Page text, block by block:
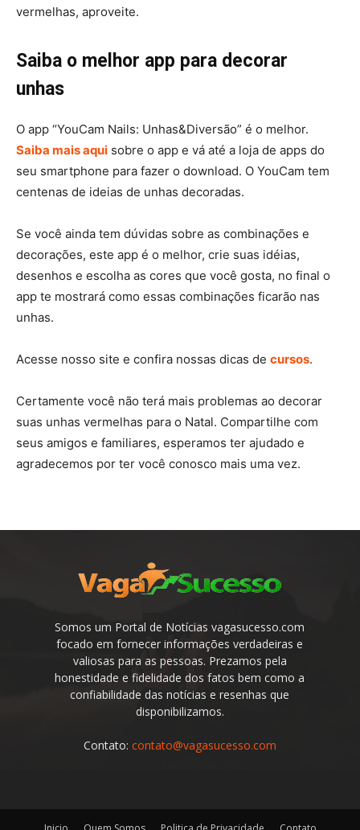
vermelhas, aproveite.
Saiba o melhor app para decorar
unhas
O app “YouCam Nails: Unhas&Diversão” é o melhor.
Saiba mais aqui sobre o app e vá até a loja de apps do
seu smartphone para fazer o download. O YouCam tem
centenas de ideias de unhas decoradas.
Se você ainda tem dúvidas sobre as combinações e
decorações, este app é o melhor, crie suas idéias,
desenhos e escolha as cores que você gosta, no final o
app te mostrará como essas combinações ficarão nas
unhas.
Acesse nosso site e confira nossas dicas de cursos.
Certamente você não terá mais problemas ao decorar
suas unhas vermelhas para o Natal. Compartilhe com
seus amigos e familiares, esperamos ter ajudado e
agradecemos por ter você conosco mais uma vez.
Somos um Portal de Notícias vagasucesso.com
focado em fornecer informações verdadeiras e
valiosas para as pessoas. Prezamos pela
honestidade e fidelidade dos fatos bem como a
confiabilidade das notícias e resenhas que
disponibilizamos.
Contato: contato@vagasucesso.com